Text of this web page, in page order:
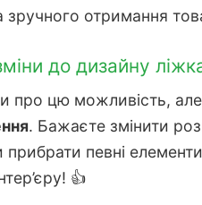
зручного отримання
до дизайну
про цю можливість,
. Бажаєте змінити
певні
👍